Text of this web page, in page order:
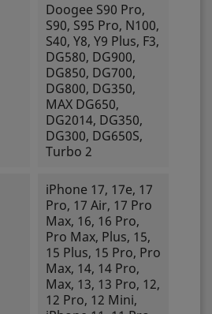
Doogee S90 Pro,
S90, S95 Pro, N100,
S40, Y8, Y9 Plus, F3,
DG580, DG900,
DG850, DG700,
DG800, DG350,
MAX DG650,
DG2014, DG350,
DG300, DG650S,
Turbo 2
iPhone 17, 17e, 17
Pro, 17 Air, 17 Pro
Max, 16, 16 Pro,
Pro Max, Plus, 15,
15 Plus, 15 Pro, Pro
Max, 14, 14 Pro,
Max, 13, 13 Pro, 12,
12 Pro, 12 Mini,